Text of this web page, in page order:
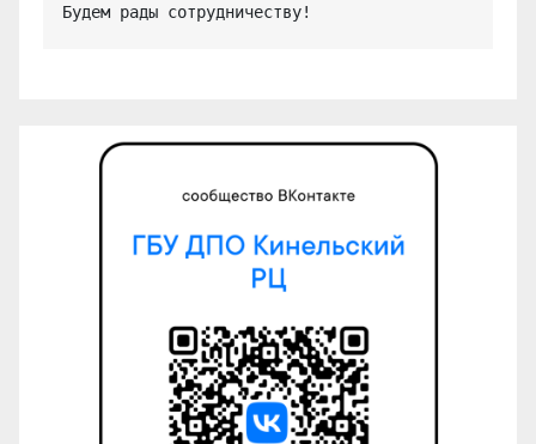
Будем рады сотрудничеству!